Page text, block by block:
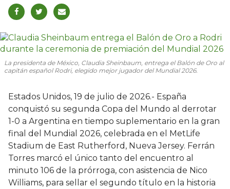
La presidenta de México, Claudia Sheinbaum, entrega el Balón de Oro al
capitán español Rodri, elegido mejor jugador del Mundial 2026.
Estados Unidos, 19 de julio de 2026.- España
conquistó su segunda Copa del Mundo al derrotar
1-0 a Argentina en tiempo suplementario en la gran
final del Mundial 2026, celebrada en el MetLife
Stadium de East Rutherford, Nueva Jersey. Ferrán
Torres marcó el único tanto del encuentro al
minuto 106 de la prórroga, con asistencia de Nico
Williams, para sellar el segundo título en la historia